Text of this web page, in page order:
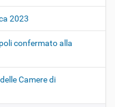
2023
confermato alla
Camere di